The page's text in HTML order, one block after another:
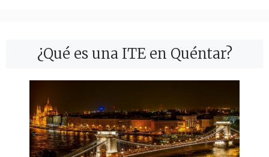
¿Qué es una ITE en Quéntar?